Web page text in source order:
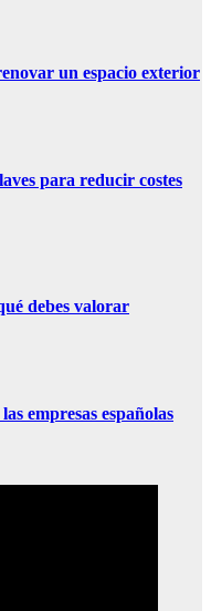
un espacio exterior
para reducir costes
debes valorar
empresas españolas